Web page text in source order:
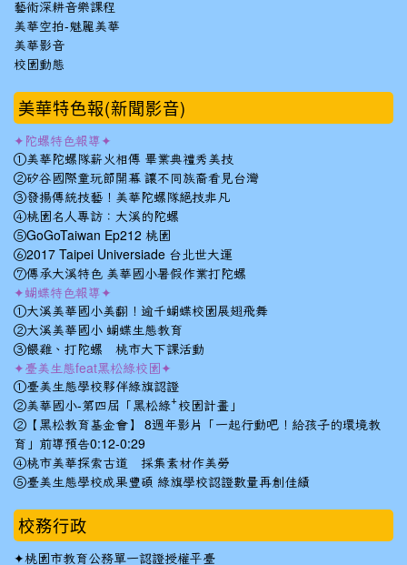
藝術深耕音樂課程
美華空拍-魅麗美華
美華影音
校園動態
美華特色報(新聞影音)
✦陀螺特色報導✦
①美華陀螺隊薪火相傳 畢業典禮秀美技
②矽谷國際童玩節開幕 讓不同族裔看見台灣
③發揚傳統技藝！美華陀螺隊絕技非凡
④桃園名人專訪：大溪的陀螺
⑤GoGoTaiwan Ep212 桃園
⑥2017 Taipei Universiade 台北世大運
⑦傳承大溪特色 美華國小暑假作業打陀螺
✦蝴蝶特色報導✦
①大溪美華國小美翻！逾千蝴蝶校園展翅飛舞
②大溪美華國小 蝴蝶生態教育
③餵雞、打陀螺 桃市大下課活動
✦臺美生態feat黑松綠校園✦
①臺美生態學校夥伴綠旗認證
②美華國小-第四屆「黑松綠⁺校園計畫」
②【黑松教育基金會】 8週年影片「一起行動吧！給孩子的環境教
育」前導預告0:12-0:29
④桃市美華探索古道 採集素材作美勞
⑤臺美生態學校成果豐碩 綠旗學校認證數量再創佳績
校務行政
✦桃園市教育公務單一認證授權平臺